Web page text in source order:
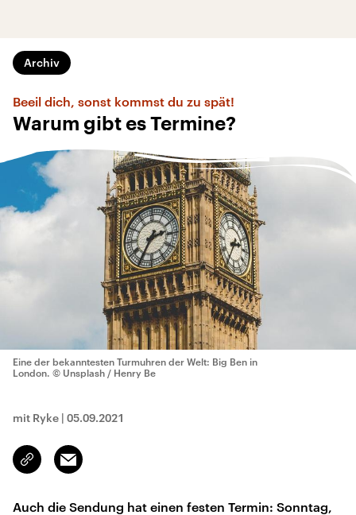
Archiv
Beeil dich, sonst kommst du zu spät!
Warum gibt es Termine?
Eine der bekanntesten Turmuhren der Welt: Big Ben in
London. © Unsplash / Henry Be
mit Ryke | 05.09.2021
Link
kopieren/teilen
Email
Auch die Sendung hat einen festen Termin: Sonntag,